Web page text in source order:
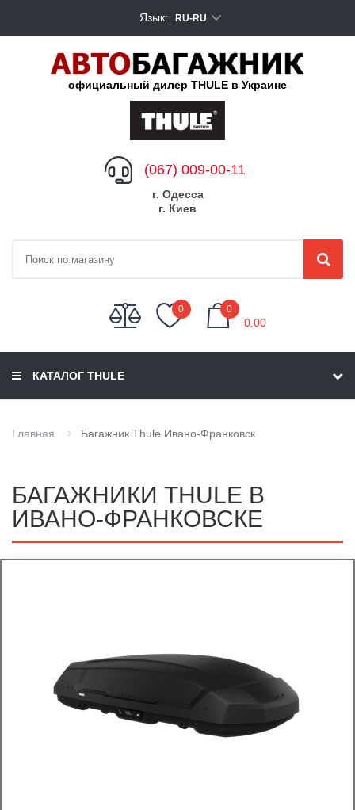
Язык: RU-RU
официальный дилер THULE в Украине
(067) 009-00-11
г. Одесса
г. Киев
0 0
0.00
КАТАЛОГ THULE
Главная Багажник Thule Ивано-Франковск
БАГАЖНИКИ THULE В
ИВАНО-ФРАНКОВСКЕ